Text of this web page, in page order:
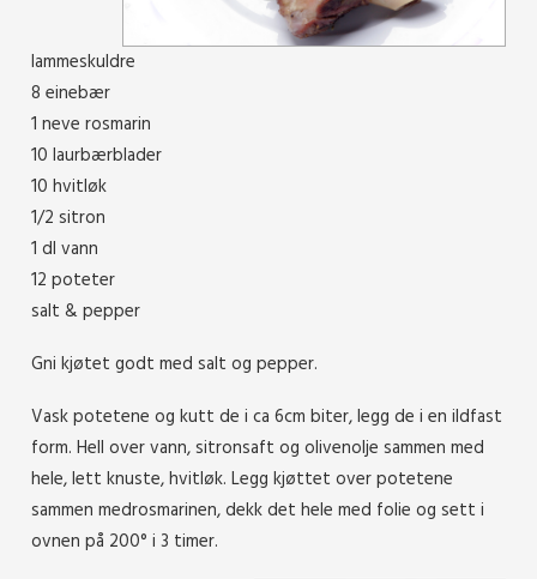
lammeskuldre
8 einebær
1 neve rosmarin
10 laurbærblader
10 hvitløk
1/2 sitron
1 dl vann
12 poteter
salt & pepper
Gni kjøtet godt med salt og pepper.
Vask potetene og kutt de i ca 6cm biter, legg de i en ildfast
form. Hell over vann, sitronsaft og olivenolje sammen med
hele, lett knuste, hvitløk. Legg kjøttet over potetene
sammen medrosmarinen, dekk det hele med folie og sett i
ovnen på 200° i 3 timer.